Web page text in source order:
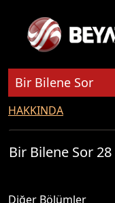
Bir Bilene Sor
HAKKINDA
Bir Bilene Sor
Diğer Bölümler